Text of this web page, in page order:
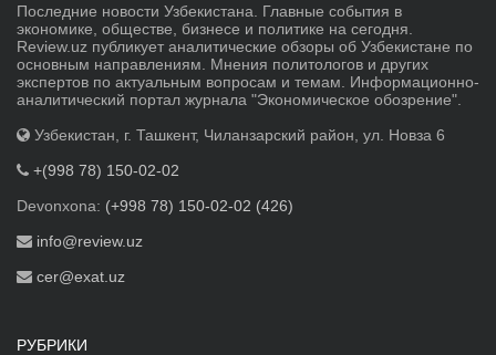
Последние новости Узбекистана. Главные события в
экономике, обществе, бизнесе и политике на сегодня.
Review.uz публикует аналитические обзоры об Узбекистане по
основным направлениям. Мнения политологов и других
экспертов по актуальным вопросам и темам. Информационно-
аналитический портал журнала "Экономическое обозрение".
Узбекистан, г. Ташкент, Чиланзарский район, ул. Новза 6
+(998 78) 150-02-02
Devonxona: (+998 78) 150-02-02 (426)
info@review.uz
cer@exat.uz
РУБРИКИ